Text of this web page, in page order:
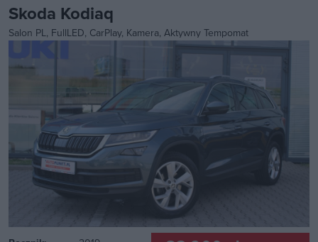
Skoda Kodiaq
Salon PL, FullLED, CarPlay, Kamera, Aktywny Tempomat